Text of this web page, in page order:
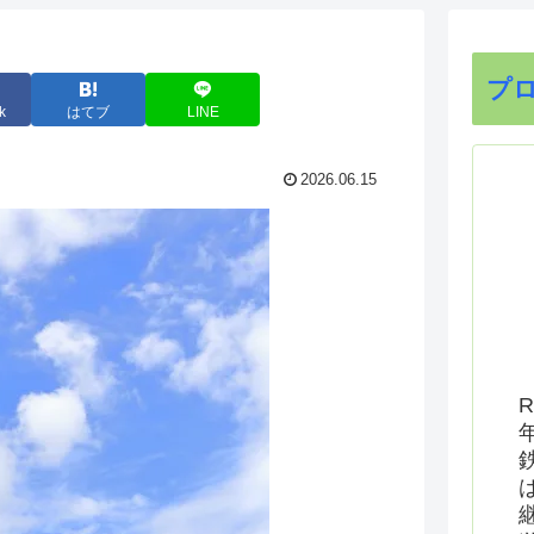
はてブ LINE
2026.06.15
プ